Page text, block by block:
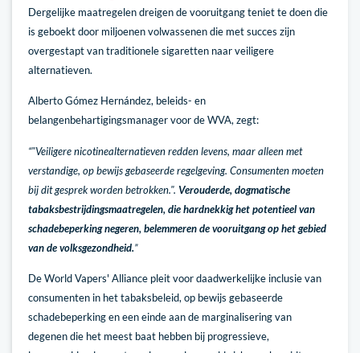
Dergelijke maatregelen dreigen de vooruitgang teniet te doen die
is geboekt door miljoenen volwassenen die met succes zijn
overgestapt van traditionele sigaretten naar veiligere
alternatieven.
Alberto Gómez Hernández, beleids- en
belangenbehartigingsmanager voor de WVA, zegt:
“"Veiligere nicotinealternatieven redden levens, maar alleen met
verstandige, op bewijs gebaseerde regelgeving. Consumenten moeten
bij dit gesprek worden betrokken.". Verouderde, dogmatische
tabaksbestrijdingsmaatregelen, die hardnekkig het potentieel van
schadebeperking negeren, belemmeren de vooruitgang op het gebied
van de volksgezondheid.”
De World Vapers' Alliance pleit voor daadwerkelijke inclusie van
consumenten in het tabaksbeleid, op bewijs gebaseerde
schadebeperking en een einde aan de marginalisering van
degenen die het meest baat hebben bij progressieve,